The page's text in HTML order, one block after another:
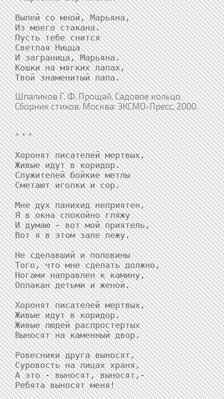
Выпей со мной, Марьяна,
Из моего стакана.
Пусть тебе снится
Светлая Ницца
И заграница, Марьяна.
Кошки на мягких лапах,
Шпаликов Г. Ф. Прощай, Садовое кольцо.
Сборник стихов. Москва: ЭКСМО-Пресс, 2000.
* * *
Хоронят писателей мертвых,
Живые идут в коридор.
Служителей бойкие метлы
Сметают иголки и сор.
Мне дух панихид неприятен,
Я в окна спокойно гляжу
И думаю - вот мой приятель,
Вот я в этом зале лежу.
Не сделавший и половины
Того, что мне сделать должно,
Ногами направлен к камину,
Оплакан детьми и женой.
Хоронят писателей мертвых,
Живые идут в коридор.
Живые людей распростертых
Выносят на каменный двор.
Ровесники друга выносят,
Суровость на лицах храня,
А это - выносят, выносят,-
Ребята выносят меня!